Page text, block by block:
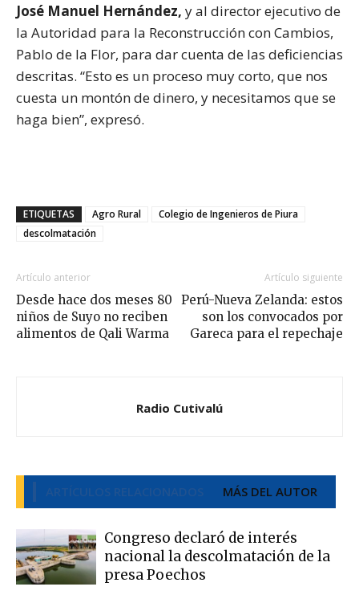
José Manuel Hernández, y al director ejecutivo de
la Autoridad para la Reconstrucción con Cambios,
Pablo de la Flor, para dar cuenta de las deficiencias
descritas. “Esto es un proceso muy corto, que nos
cuesta un montón de dinero, y necesitamos que se
haga bien”, expresó.
ETIQUETAS Agro Rural
Colegio de Ingenieros de Piura
descolmatación
Artículo anterior
Desde hace dos meses 80
niños de Suyo no reciben
alimentos de Qali Warma
Artículo siguiente
Perú-Nueva Zelanda: estos
son los convocados por
Gareca para el repechaje
Radio Cutivalú
ARTÍCULOS RELACIONADOS MÁS DEL AUTOR
Congreso declaró de interés
nacional la descolmatación de la
presa Poechos